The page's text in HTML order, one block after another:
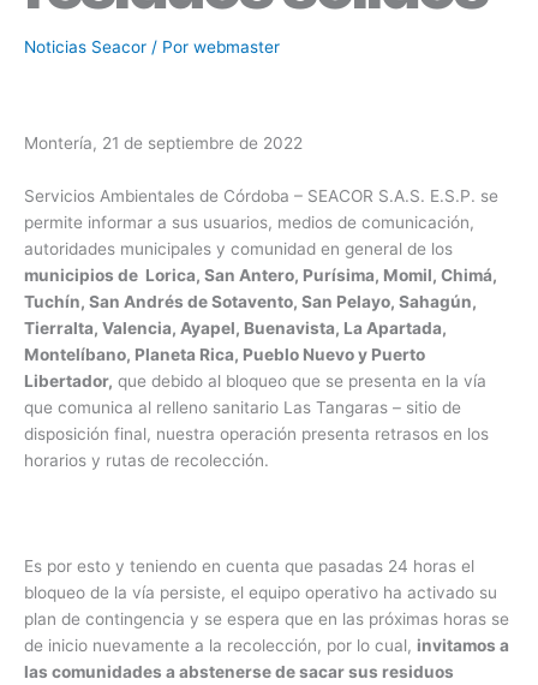
Noticias Seacor / Por webmaster
Montería, 21 de septiembre de 2022
Servicios Ambientales de Córdoba – SEACOR S.A.S. E.S.P. se
permite informar a sus usuarios, medios de comunicación,
autoridades municipales y comunidad en general de los
municipios de Lorica, San Antero, Purísima, Momil, Chimá,
Tuchín, San Andrés de Sotavento, San Pelayo, Sahagún,
Tierralta, Valencia, Ayapel, Buenavista, La Apartada,
Montelíbano, Planeta Rica, Pueblo Nuevo y Puerto
Libertador, que debido al bloqueo que se presenta en la vía
que comunica al relleno sanitario Las Tangaras – sitio de
disposición final, nuestra operación presenta retrasos en los
horarios y rutas de recolección.
Es por esto y teniendo en cuenta que pasadas 24 horas el
bloqueo de la vía persiste, el equipo operativo ha activado su
plan de contingencia y se espera que en las próximas horas se
de inicio nuevamente a la recolección, por lo cual, invitamos a
las comunidades a abstenerse de sacar sus residuos